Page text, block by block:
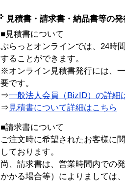
見積書・請求書・納品書等の
■見積書について
ぷらっとオンラインでは、24時
することができます。
※オンライン見積書発行には、
要です。
⇒一般法人会員（BizID）の詳細
⇒ 見積書について詳細はこちら
■請求書について
ご注文時に希望されたお客様に
しております。
尚、請求書は、営業時間内での
かかる場合等）によりましては